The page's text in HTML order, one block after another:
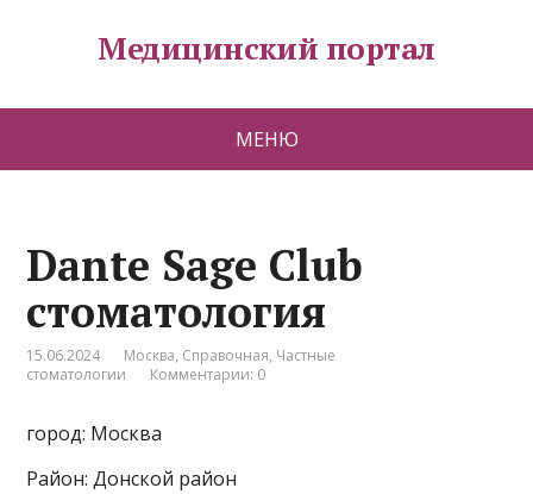
Медицинский портал
МЕНЮ
Dante Sage Club
стоматология
15.06.2024 Москва, Справочная, Частные
стоматологии
Комментарии: 0
город: Москва
Район: Донской район